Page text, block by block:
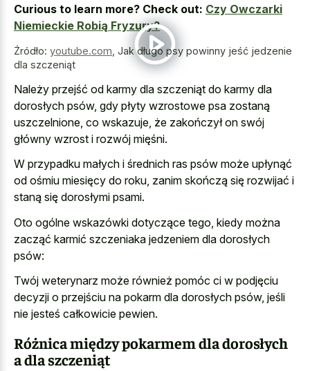
Curious to learn more? Check out: Czy Owczarki
Niemieckie Robią Fryzury?
Źródło: youtube.com Jak długo psy powinny jeść jedzenie
dla szczeniąt
Należy przejść od karmy dla szczeniąt do karmy dla
dorosłych psów, gdy płyty wzrostowe psa zostaną
uszczelnione, co wskazuje, że zakończył on swój
główny wzrost i rozwój mięśni.
W przypadku małych i średnich ras psów może upłynąć
od ośmiu miesięcy do roku, zanim skończą się rozwijać i
staną się dorosłymi psami.
Oto ogólne wskazówki dotyczące tego, kiedy można
zacząć karmić szczeniaka jedzeniem dla dorosłych
psów:
Twój weterynarz może również pomóc ci w podjęciu
decyzji o przejściu na pokarm dla dorosłych psów, jeśli
nie jesteś całkowicie pewien.
Różnica między pokarmem dla dorosłych
a dla szczeniąt